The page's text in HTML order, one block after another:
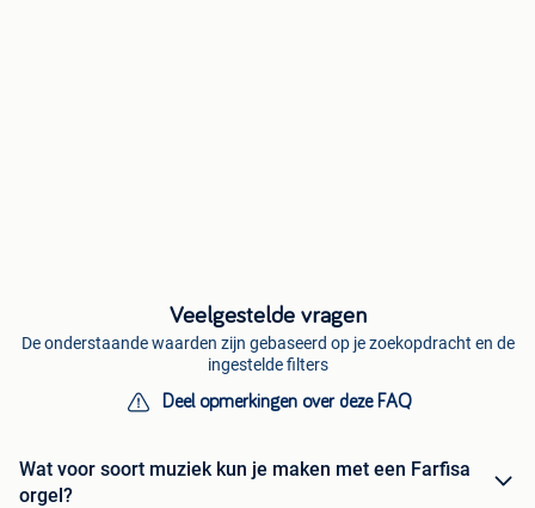
Veelgestelde vragen
De onderstaande waarden zijn gebaseerd op je zoekopdracht en de
ingestelde filters
Deel opmerkingen over deze FAQ
Wat voor soort muziek kun je maken met een Farfisa
orgel?